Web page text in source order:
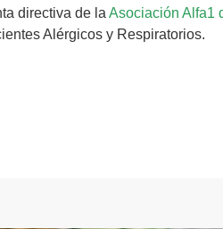
directiva de la Asociación Alfa1
Alérgicos y Respiratorios.